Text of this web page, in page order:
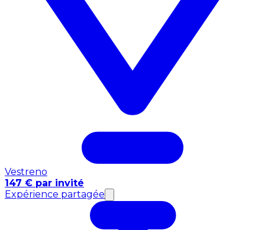
Vestreno
147 € par invité
Expérience partagée